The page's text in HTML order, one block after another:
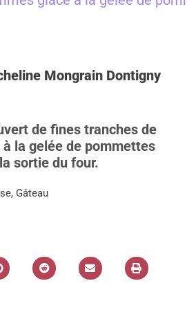
Mongrain Dontigny
de fines tranches de
la gelée de pommettes
sortie du four.
, Gâteau